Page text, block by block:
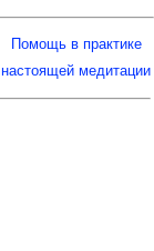
Помощь в практике
настоящей медитации